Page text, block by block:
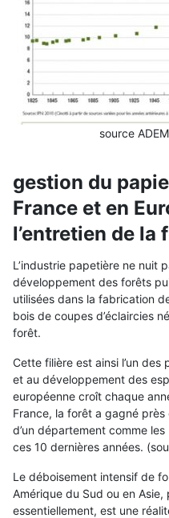
source
gestion du
France et en
l’entretien de la
L’industrie papetière ne nuit
développement des forêts
utilisées dans la fabrication
bois de coupes d’éclaircies
forêt.
Cette filière est ainsi l’un des
et au développement des
européenne croît chaque
France, la forêt a gagné
d’un département comme
ces 10 dernières années.
Le déboisement intensif de
Amérique du Sud ou en Asie,
essentiellement, est une